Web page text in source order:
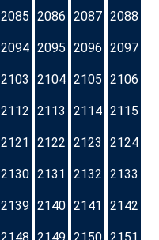
2085 2086 2087 2088
2094 2095 2096 2097
2103 2104 2105 2106
2112 2113 2114 2115
2121 2122 2123 2124
2130 2131 2132 2133
2139 2140 2141 2142